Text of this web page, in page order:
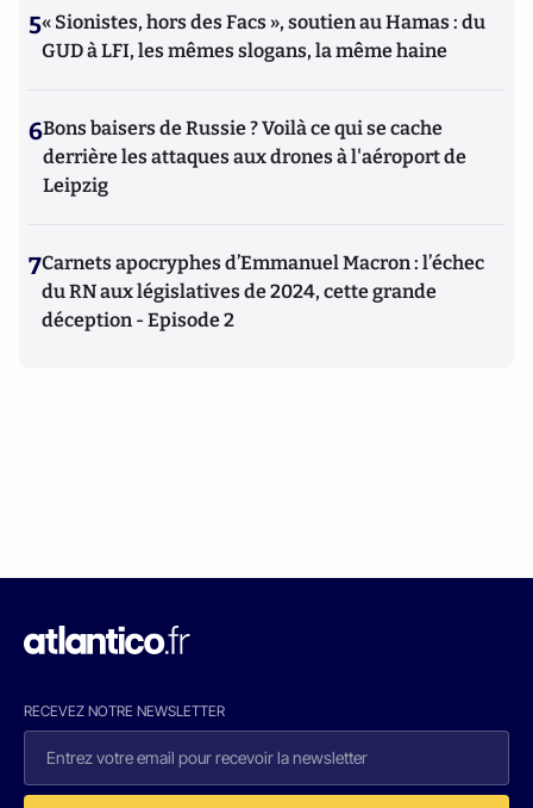
5« Sionistes, hors des Facs », soutien au Hamas : du
GUD à LFI, les mêmes slogans, la même haine
6Bons baisers de Russie ? Voilà ce qui se cache
derrière les attaques aux drones à l'aéroport de
Leipzig
7Carnets apocryphes d’Emmanuel Macron : l’échec
du RN aux législatives de 2024, cette grande
déception - Episode 2
RECEVEZ NOTRE NEWSLETTER